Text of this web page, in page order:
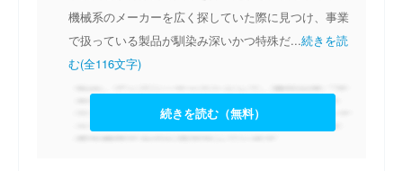
機械系のメーカーを広く探していた際に見つけ、事業
で扱っている製品が馴染み深いかつ特殊だ...続きを読
む(全116文字)
続きを読む（無料）